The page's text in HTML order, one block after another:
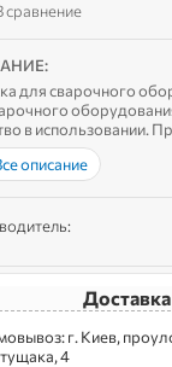
сравнение
для сварочного
в использовании.
а два задних
описание
Доставка
г. Kиев,
4